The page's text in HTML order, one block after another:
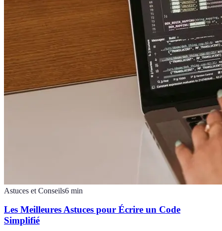
Astuces et Conseils6 min
Les Meilleures Astuces pour Écrire un Code
Simplifié